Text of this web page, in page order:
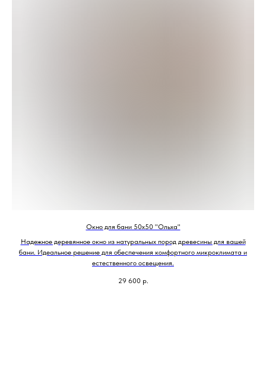
Окно для бани 50х50 "Ольха"
Надежное деревянное окно из натуральных пород древесины для вашей
бани. Идеальное решение для обеспечения комфортного микроклимата и
естественного освещения.
29 600 р.